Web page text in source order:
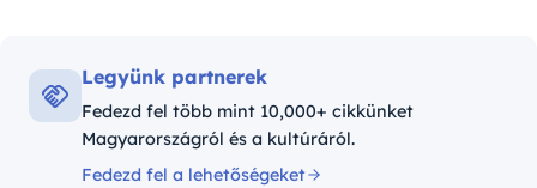
Legyünk partnerek
Fedezd fel több mint 10,000+ cikkünket
Magyarországról és a kultúráról.
Fedezd fel a lehetőségeket